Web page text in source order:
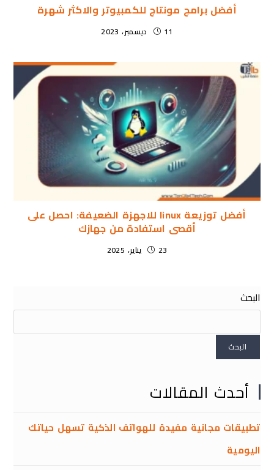
أفضل برامج مونتاج للكمبيوتر والاكثر شهرة
11 ديسمبر، 2023
أفضل توزيعة linux للاجهزة الضعيفة: احصل على
أقصى استفادة من جهازك
23 يناير، 2025
البحث
البحث
أحدث المقالات
تطبيقات مجانية مفيدة للهواتف الذكية تسهل حياتك
اليومية